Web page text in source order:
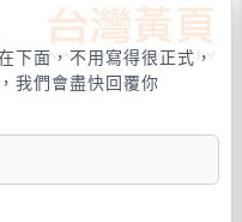
下面，不用寫得很正式，
我們會盡快回覆你